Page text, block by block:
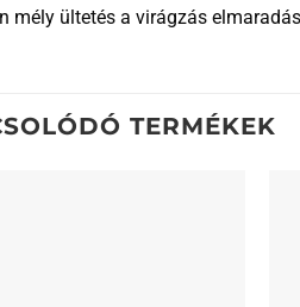
mély ültetés a virágzás
TERMÉKEK